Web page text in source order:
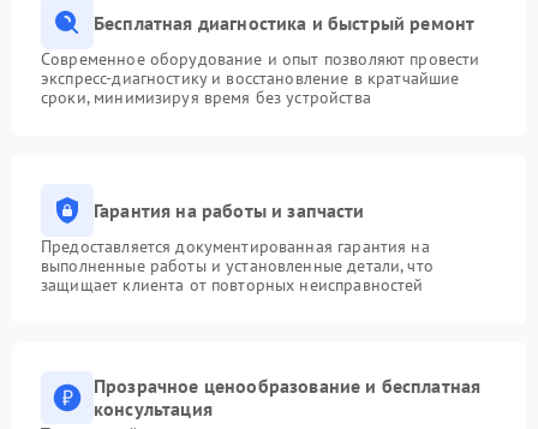
Бесплатная диагностика и быстрый ремонт
Современное оборудование и опыт позволяют провести
экспресс-диагностику и восстановление в кратчайшие
сроки, минимизируя время без устройства
Гарантия на работы и запчасти
Предоставляется документированная гарантия на
выполненные работы и установленные детали, что
защищает клиента от повторных неисправностей
Прозрачное ценообразование и бесплатная
консультация